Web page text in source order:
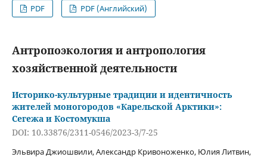
PDF
PDF (Английский)
Антропоэкология и антропология
хозяйственной деятельности
Историко-культурные традиции и идентичность
жителей моногородов «Карельской Арктики»:
Сегежа и Костомукша
DOI: 10.33876/2311-0546/2023-3/7-25
Эльвира Джиошвили, Александр Кривоноженко, Юлия Литвин,